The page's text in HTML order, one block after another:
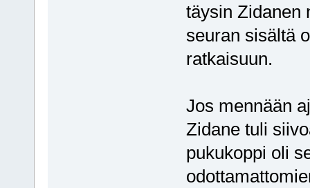
täysin Zidanen
seuran sisältä
ratkaisuun.
Jos mennään
Zidane tuli
pukukoppi oli